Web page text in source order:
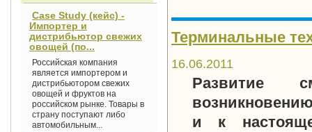
Case Study (кейс) -
Импортер и
дистрибьютор свежих
овощей (по...
Российская компания
является импортером и
дистрибьютором свежих
овощей и фруктов на
российском рынке. Товары в
страну поступают либо
автомобильным...
Терминальные
16.06.2011
Развитие
и к